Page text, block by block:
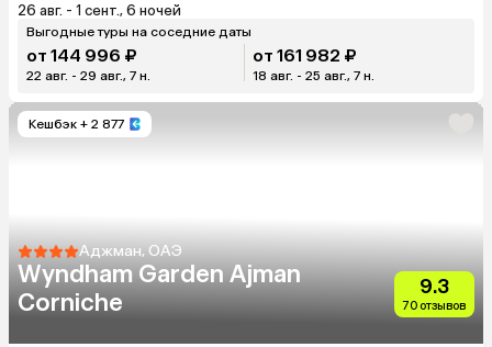
26 авг. - 1 сент., 6 ночей
Выгодные туры на соседние даты
от 144 996 ₽
22 авг. - 29 авг., 7 н.
от 161 982 ₽
18 авг. - 25 авг., 7 н.
Кешбэк + 2 877
Аджман, ОАЭ
Wyndham Garden Ajman
Corniche
9.3
70 отзывов